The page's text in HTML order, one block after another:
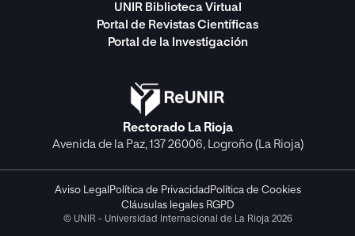
UNIR Biblioteca Virtual
Portal de Revistas Científicas
Portal de la Investigación
Rectorado La Rioja
Avenida de la Paz, 137 26006, Logroño (La Rioja)
Aviso Legal Política de Privacidad Política de Cookies
Cláusulas legales RGPD
© UNIR - Universidad Internacional de La Rioja 2026